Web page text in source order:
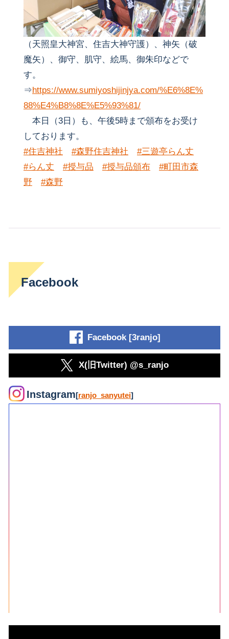
（天照皇大神宮、住吉大神守護）、神矢（破
魔矢）、御守、肌守、絵馬、御朱印などで
す。
⇒https://www.sumiyoshijinjya.com/%E6%8E%
88%E4%B8%8E%E5%93%81/
本日（3日）も、午後5時まで頒布をお受け
しております。
#住吉神社
#森野住吉神社
#三遊亭らん丈
#らん丈
#授与品 #授与品頒布
#町田市森
野
#森野
Facebook
Facebook [3ranjo]
X(旧Twitter) @s_ranjo
Instagram[ranjo_sanyutei]